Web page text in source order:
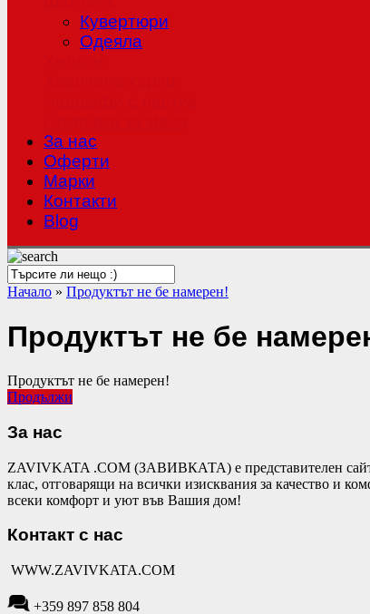
Кувертюри
Одеяла
За нас
Оферти
Mарки
Контакти
Blog
Начало » Продуктът не бе намерен!
Продуктът не бе
Продуктът не бе намерен!
Продължи
За нас
ZAVIVKATA .COM (ЗАВИВКАТА) е представителен
клас, отговарящи на всички изисквания за качество и
всеки комфорт и уют във Вашия дом!
Контакт с нас
WWW.ZAVIVKATA.COM
+359 897 858 804